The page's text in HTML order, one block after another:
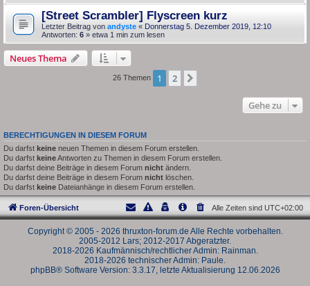
[Street Scrambler] Flyscreen kurz
Letzter Beitrag von andyste « Donnerstag 5. Dezember 2019, 12:10
Antworten: 6 » etwa 1 min zum lesen
Neues Thema
26 Themen 1 2
Gehe zu
BERECHTIGUNGEN IN DIESEM FORUM
Du darfst keine neuen Themen in diesem Forum erstellen.
Du darfst keineAntworten zu Themen in diesem Forum erstellen.
Du darfst deine Beiträge in diesem Forum nicht ändern.
Du darfst deine Beiträge in diesem Forum nicht löschen.
Du darfst keine Dateianhänge in diesem Forum erstellen.
Foren-Übersicht Alle Zeiten sind UTC+02:00
Copyright © 2005 - 2026 thruxton-forum.de Alle Rechte vorbehalten.
2005-2012 Lars; 2012-2017 Abgeratzter.
2018-2026 Kaufmännisch/rechtlicher Admin: Rainman.
2018-2026 technischer Admin: Paule.
phpBB® Software Version: 3.3.17, letzte Aktualisierung 12.06.2026